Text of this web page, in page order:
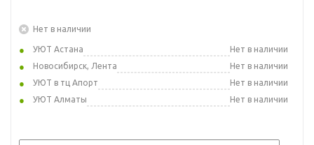
Нет в наличии
УЮТ Астана
Нет в наличии
Новосибирск, Лента
Нет в наличии
УЮТ в тц Апорт
Нет в наличии
УЮТ Алматы
Нет в наличии